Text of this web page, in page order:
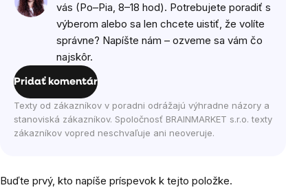
vás (Po–Pia, 8–18 hod). Potrebujete poradiť s
výberom alebo sa len chcete uistiť, že volíte
správne? Napíšte nám – ozveme sa vám čo
najskôr.
Pridať komentár
Texty od zákazníkov v poradni odrážajú výhradne názory a
stanoviská zákazníkov. Spoločnosť BRAINMARKET s.r.o. texty
zákazníkov vopred neschvaľuje ani neoveruje.
Buďte prvý, kto napíše príspevok k tejto položke.